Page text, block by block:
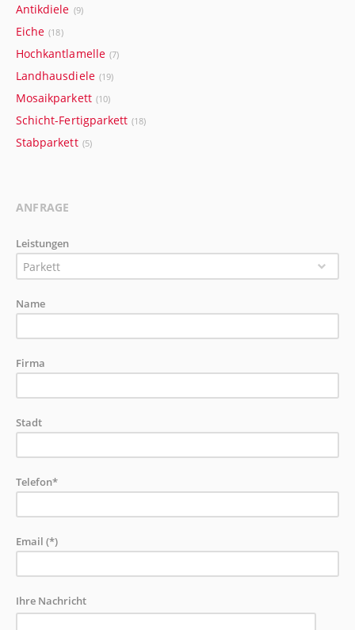
Antikdiele (9)
Eiche (18)
Hochkantlamelle (7)
Landhausdiele (19)
Mosaikparkett (10)
Schicht-Fertigparkett (18)
Stabparkett (5)
ANFRAGE
Leistungen
Parkett
Name
Firma
Stadt
Telefon*
Email (*)
Ihre Nachricht